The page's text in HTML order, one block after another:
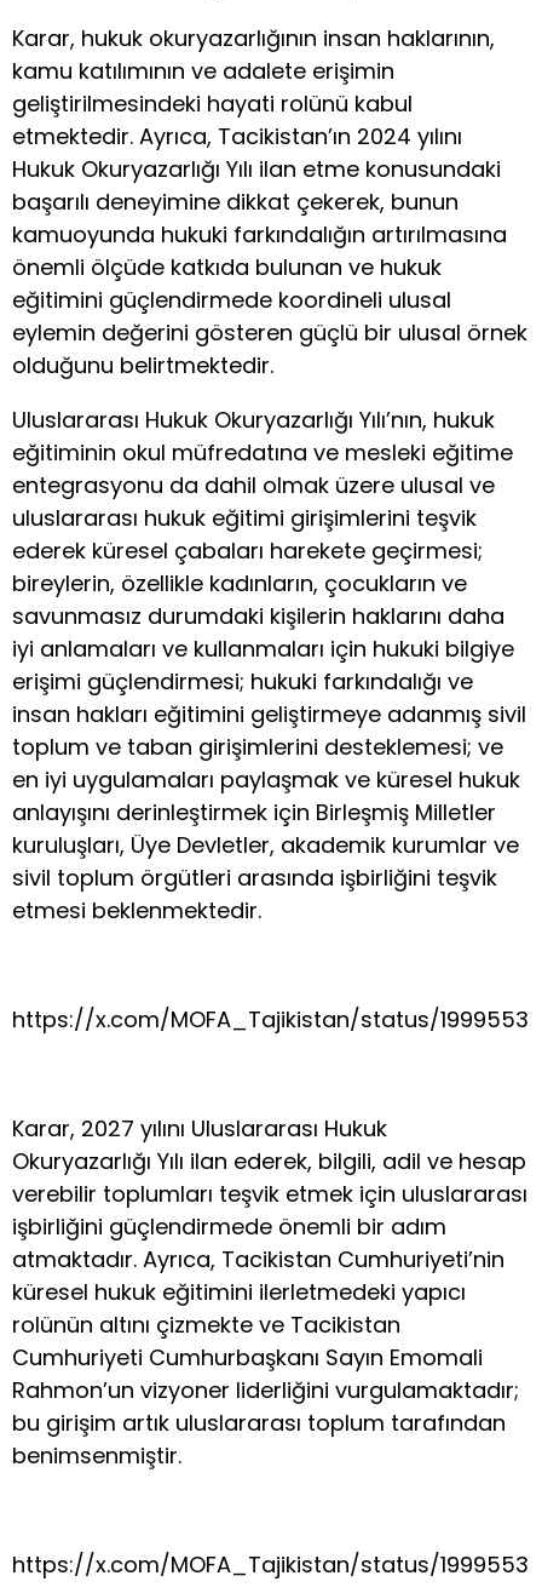
Karar, hukuk okuryazarlığının insan haklarının,
kamu katılımının ve adalete erişimin
geliştirilmesindeki hayati rolünü kabul
etmektedir. Ayrıca, Tacikistan’ın 2024 yılını
Hukuk Okuryazarlığı Yılı ilan etme konusundaki
başarılı deneyimine dikkat çekerek, bunun
kamuoyunda hukuki farkındalığın artırılmasına
önemli ölçüde katkıda bulunan ve hukuk
eğitimini güçlendirmede koordineli ulusal
eylemin değerini gösteren güçlü bir ulusal örnek
olduğunu belirtmektedir.
Uluslararası Hukuk Okuryazarlığı Yılı’nın, hukuk
eğitiminin okul müfredatına ve mesleki eğitime
entegrasyonu da dahil olmak üzere ulusal ve
uluslararası hukuk eğitimi girişimlerini teşvik
ederek küresel çabaları harekete geçirmesi;
bireylerin, özellikle kadınların, çocukların ve
savunmasız durumdaki kişilerin haklarını daha
iyi anlamaları ve kullanmaları için hukuki bilgiye
erişimi güçlendirmesi; hukuki farkındalığı ve
insan hakları eğitimini geliştirmeye adanmış sivil
toplum ve taban girişimlerini desteklemesi; ve
en iyi uygulamaları paylaşmak ve küresel hukuk
anlayışını derinleştirmek için Birleşmiş Milletler
kuruluşları, Üye Devletler, akademik kurumlar ve
sivil toplum örgütleri arasında işbirliğini teşvik
etmesi beklenmektedir.
https://x.com/MOFA_Tajikistan/status/
Karar, 2027 yılını Uluslararası Hukuk
Okuryazarlığı Yılı ilan ederek, bilgili, adil ve hesap
verebilir toplumları teşvik etmek için uluslararası
işbirliğini güçlendirmede önemli bir adım
atmaktadır. Ayrıca, Tacikistan Cumhuriyeti’nin
küresel hukuk eğitimini ilerletmedeki yapıcı
rolünün altını çizmekte ve Tacikistan
Cumhuriyeti Cumhurbaşkanı Sayın Emomali
Rahmon’un vizyoner liderliğini vurgulamaktadır;
bu girişim artık uluslararası toplum tarafından
benimsenmiştir.
https://x.com/MOFA_Tajikistan/status/